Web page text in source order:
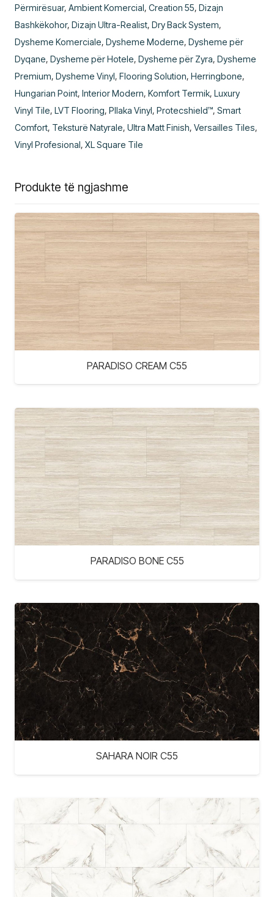
Përmirësuar, Ambient Komercial, Creation 55, Dizajn
Bashkëkohor, Dizajn Ultra-Realist, Dry Back System,
Dysheme Komerciale, Dysheme Moderne, Dysheme për
Dyqane, Dysheme për Hotele, Dysheme për Zyra, Dysheme
Premium, Dysheme Vinyl, Flooring Solution, Herringbone,
Hungarian Point, Interior Modern, Komfort Termik, Luxury
Vinyl Tile, LVT Flooring, Pllaka Vinyl, Protecshield™, Smart
Comfort, Teksturë Natyrale, Ultra Matt Finish, Versailles Tiles,
Vinyl Profesional, XL Square Tile
Produkte të ngjashme
PARADISO CREAM C55
PARADISO BONE C55
SAHARA NOIR C55